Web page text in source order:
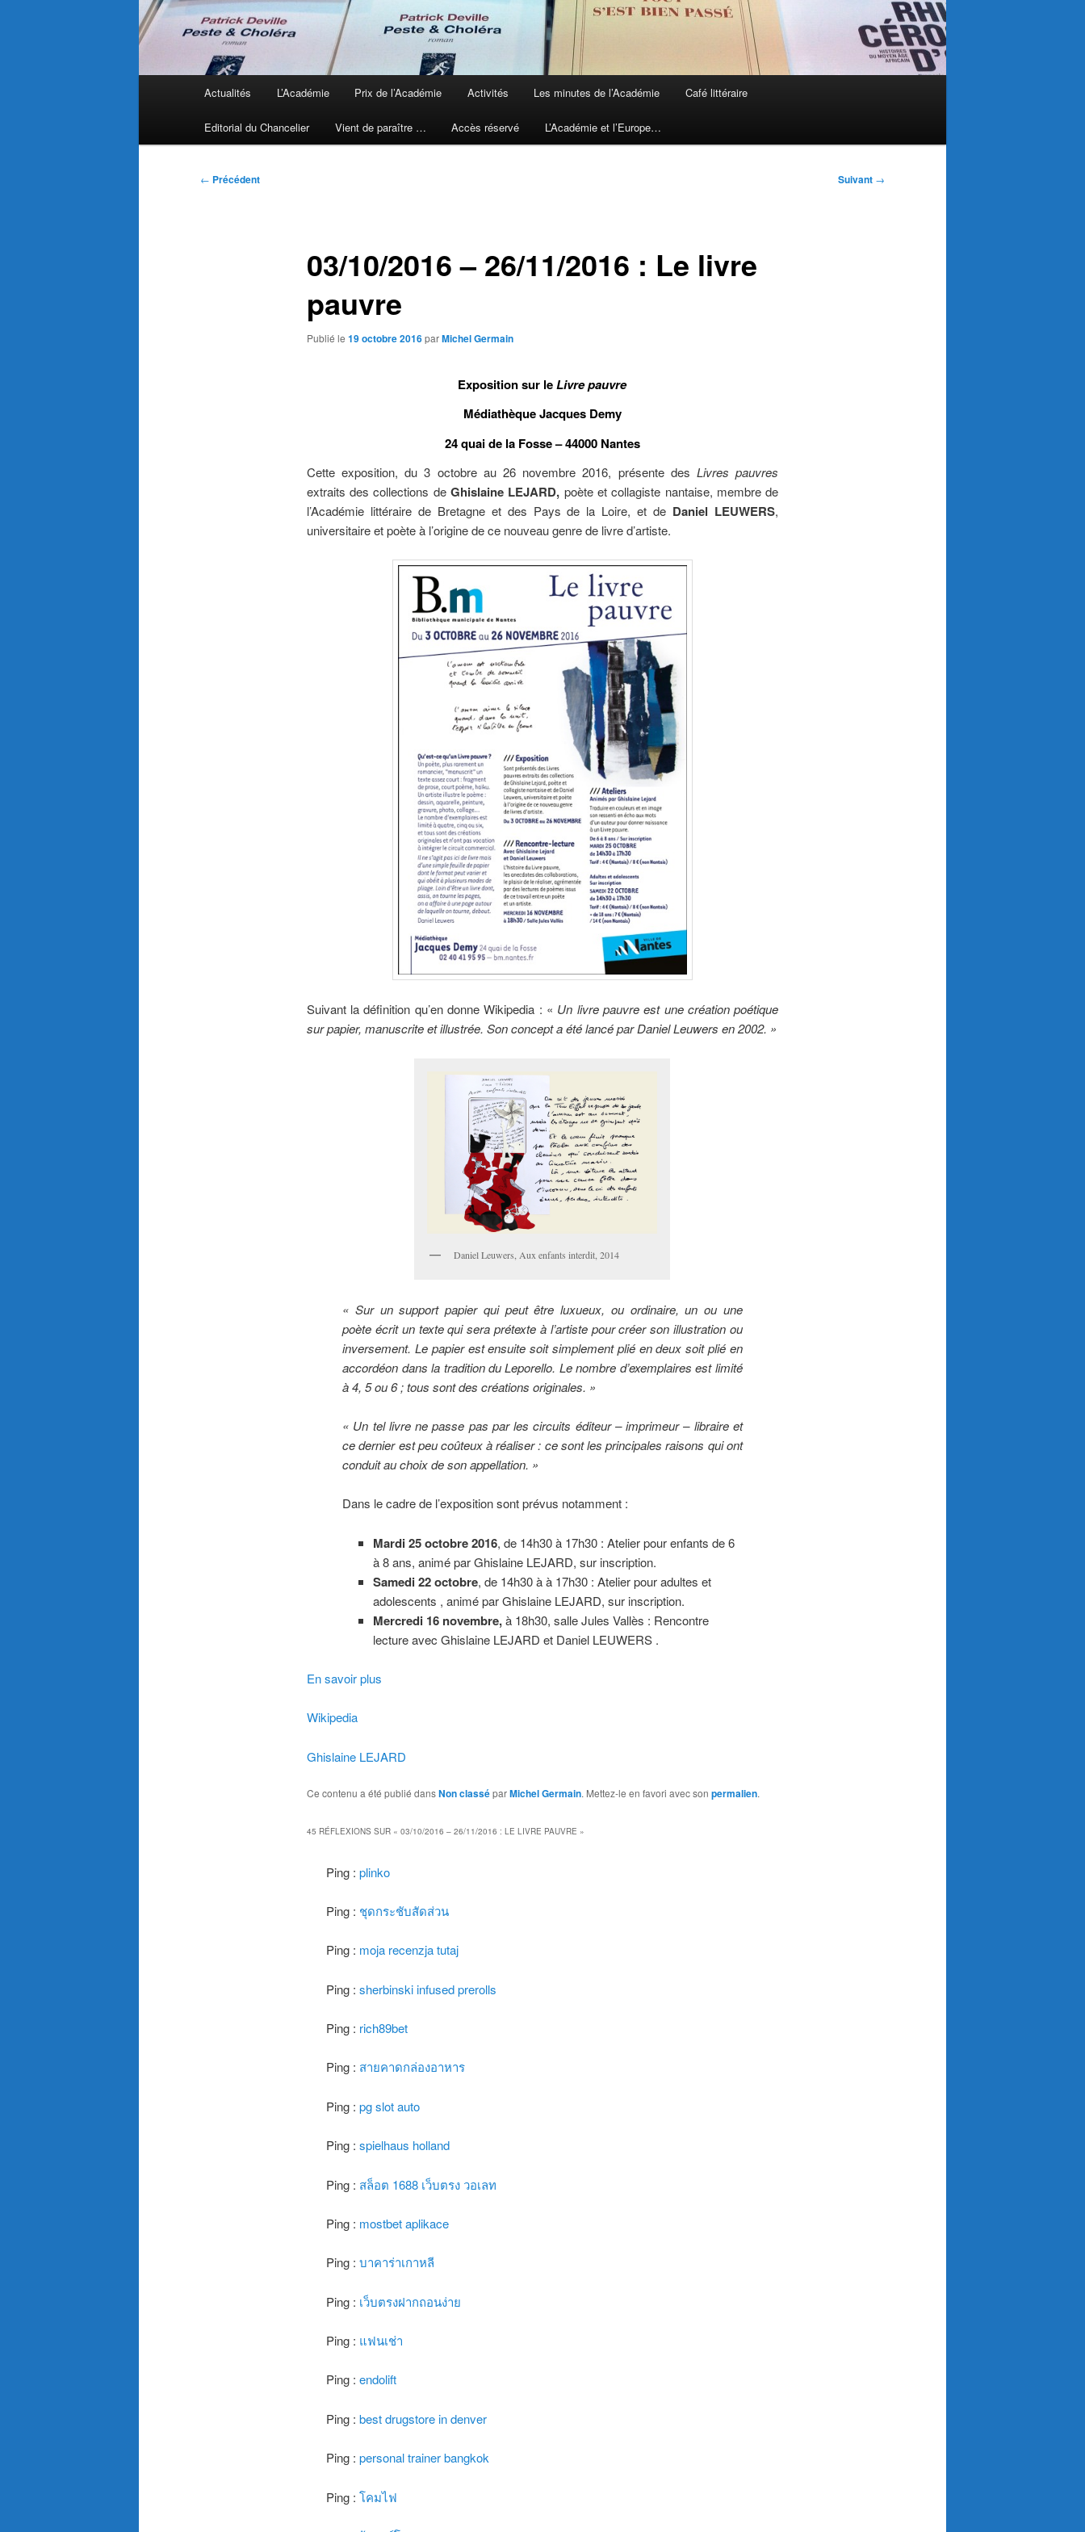
Actualités L’Académie Prix de l’Académie Activités Les minutes de l’Académie Café littéraire
Editorial du Chancelier Vient de paraître … Accès réservé L’Académie et l’Europe…
Navigation
← Précédent Suivant →
03/10/2016 – 26/11/2016 : Le livre
pauvre
Publié le 19 octobre 2016parMichel Germain
Exposition sur leLivre pauvre
Médiathèque Jacques Demy
24 quai de la Fosse – 44000 Nantes
Cette exposition, du 3 octobre au 26 novembre 2016, présente des Livres pauvres
extraits des collections deGhislaine LEJARD, poète et collagiste nantaise, membre de
l’Académie littéraire de Bretagne et des Pays de la Loire, et de Daniel LEUWERS,
universitaire et poète à l’origine de ce nouveau genre de livre d’artiste.
Suivant la définition qu’en donne Wikipedia : « Un livre pauvre est une création poétique
sur papier, manuscrite et illustrée. Son concept a été lancé par Daniel Leuwers en 2002. »
Daniel Leuwers, Aux enfants interdit, 2014
« Sur un support papier qui peut être luxueux, ou ordinaire, un ou une
poète écrit un texte qui sera prétexte à l’artiste pour créer son illustration ou
inversement. Le papier est ensuite soit simplement plié en deux soit plié en
accordéon dans la tradition du Leporello. Le nombre d’exemplaires est limité
à 4, 5 ou 6 ; tous sont des créations originales. »
« Un tel livre ne passe pas par les circuits éditeur – imprimeur – libraire et
ce dernier est peu coûteux à réaliser : ce sont les principales raisons qui ont
conduit au choix de son appellation. »
Dans le cadre de l’exposition sont prévus notamment :
Mardi 25 octobre 2016, de 14h30 à 17h30 : Atelier pour enfants de 6
à 8 ans, animé par Ghislaine LEJARD, sur inscription.
Samedi 22 octobre, de 14h30 à à 17h30 : Atelier pour adultes et
adolescents , animé par Ghislaine LEJARD, sur inscription.
Mercredi 16 novembre,à 18h30, salle Jules Vallès : Rencontre
lecture avec Ghislaine LEJARD et Daniel LEUWERS .
En savoir plus
Wikipedia
Ghislaine LEJARD
Ce contenu a été publié dansNon classéparMichel Germain. Mettez-le en favori avec son permalien.
45 RÉFLEXIONS SUR « 03/10/2016 – 26/11/2016 : LE LIVRE PAUVRE »
Ping :plinko
Ping : ชุดกระชับสัดส่วน
Ping : moja recenzja tutaj
Ping :sherbinski infused prerolls
Ping : rich89bet
Ping : สายคาดกล่องอาหาร
Ping :pg slot auto
Ping :spielhaus holland
Ping : สล็อต 1688 เว็บตรง วอเลท
Ping : mostbet aplikace
Ping :บาคาร่าเกาหลี
Ping : เว็บตรงฝากถอนง่าย
Ping : แฟนเช่า
Ping :endolift
Ping :best drugstore in denver
Ping :personal trainer bangkok
Ping :โคมไฟ